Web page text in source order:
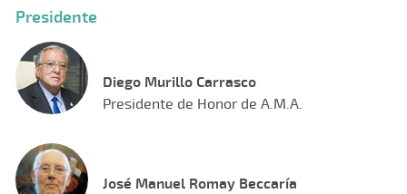
Presidente
Diego Murillo Carrasco
Presidente de Honor de A.M.A.
José Manuel Romay Beccaría